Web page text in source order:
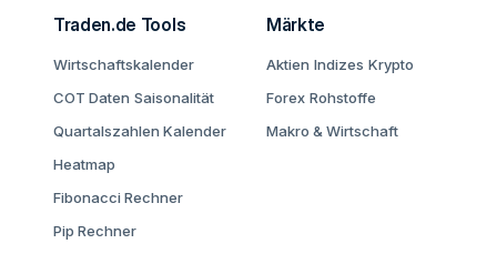
Traden.de Tools
Wirtschaftskalender
COT Daten Saisonalität
Quartalszahlen Kalender
Heatmap
Fibonacci Rechner
Pip Rechner
Märkte
Aktien Indizes Krypto
Forex Rohstoffe
Makro & Wirtschaft